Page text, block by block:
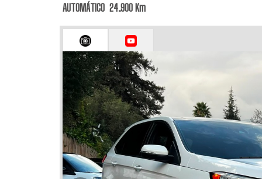
AUTOMÁTICO 24.900 Km